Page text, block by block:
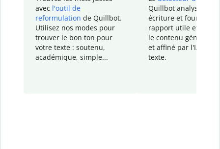
avec l'outil de
reformulation de Quillbot.
Utilisez nos modes pour
trouver le bon ton pour
votre texte : soutenu,
académique, simple...
Quillbot analyse votre
écriture et fournit un
rapport utile et
le contenu généré
et affiné par l'IA
texte.